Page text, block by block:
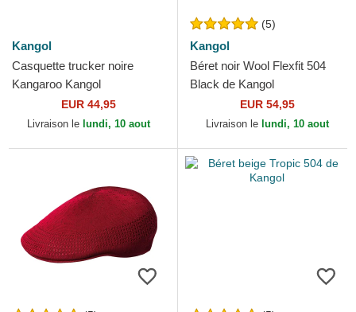
Kangol
Casquette trucker noire
Kangaroo Kangol
EUR 44,95
Livraison le lundi, 10 aout
(5)
Kangol
Béret noir Wool Flexfit 504
Black de Kangol
EUR 54,95
Livraison le lundi, 10 aout